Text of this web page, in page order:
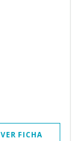
VER FICHA